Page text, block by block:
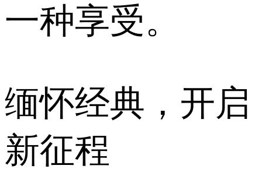
一种享受。
缅怀经典，开启
新征程